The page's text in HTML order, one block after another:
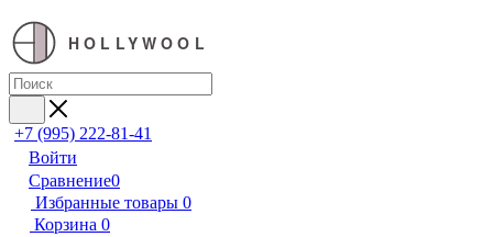
HOLLYWOOL
+7 (995) 222-81-41
Войти
Сравнение0
Избранные товары 0
Корзина 0